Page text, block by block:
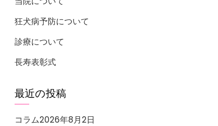
狂犬病予防について
診療について
長寿表彰式
最近の投稿
コラム2026年8月2日